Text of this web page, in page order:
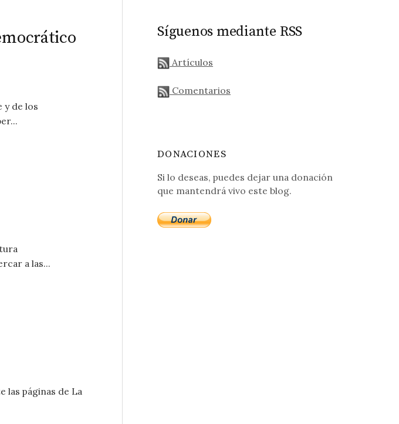
y de los
a las...
las páginas de La
Síguenos mediante RSS
Artículos
Comentarios
DONACIONES
Si lo deseas, puedes dejar una donación
que mantendrá vivo este blog.